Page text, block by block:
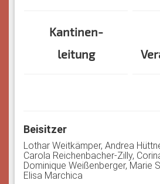
Kantinen-
leitung
Beisitzer
Lothar Weitkämper, Andrea
Carola Reichenbacher-Zilly,
Dominique Weißenberger, Marie
Elisa Marchica